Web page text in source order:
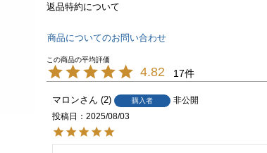
返品特約について
商品についてのお問い合わせ
4.82 17
マロン 2 購入者
非公開
投稿日
2025/08/03